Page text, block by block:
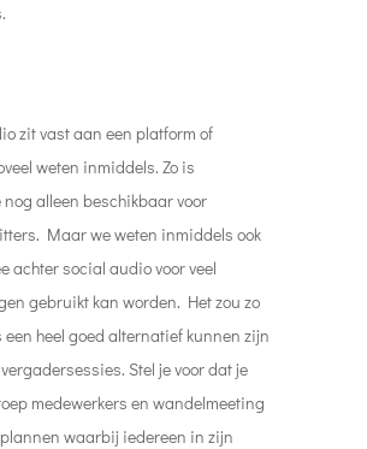
zit vast aan een platform of
weten inmiddels. Zo is
nog alleen beschikbaar voor
Maar we weten inmiddels ook
achter social audio voor veel
gebruikt kan worden. Het zou zo
een heel goed alternatief kunnen zijn
Stel je voor dat je
medewerkers en wandelmeeting
waarbij iedereen in zijn